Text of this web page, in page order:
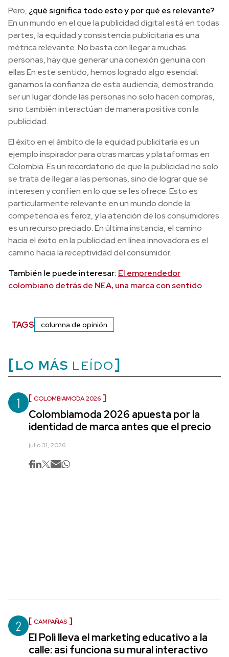
Pero, ¿qué significa todo esto y por qué es relevante?
En un mundo en el que la publicidad digital está en todas
partes, la equidad y consistencia publicitaria es una
métrica relevante. No basta con llegar a muchas
personas, hay que generar una conexión genuina con
ellas En este sentido, hemos logrado algo esencial:
ganarnos la confianza de esta audiencia, demostrando
ser un lugar donde las personas no solo hacen compras,
sino también interactúan de manera positiva con la
publicidad.
El éxito en el ámbito de la equidad publicitaria es un
ejemplo inspirador para otras marcas y plataformas en
Colombia. Es un recordatorio de que la publicidad no solo
se trata de llegar a las personas, sino de lograr que se
interesen y confíen en lo que se les ofrece. Esto es
particularmente relevante en un mundo donde la
competencia es feroz, y la atención de los consumidores
es un recurso preciado. En última instancia, el camino
hacia el éxito en la publicidad en línea innovadora es el
camino hacia la receptividad del consumidor.
También le puede interesar: El emprendedor
colombiano detrás de NEA, una marca con sentido
TAGS columna de opinión
LO MÁS LEÍDO
1 COLOMBIAMODA 2026
Colombiamoda 2026 apuesta por la
identidad de marca antes que el precio
julio 31, 2026
2 CAMPAÑAS
El Poli lleva el marketing educativo a la
calle: así funciona su mural interactivo